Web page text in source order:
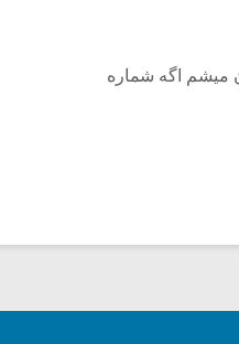
میشم اگه شماره